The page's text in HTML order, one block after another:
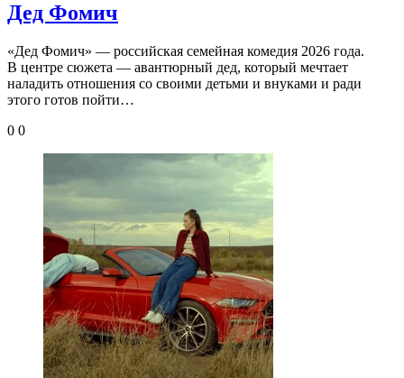
Дед Фомич
«Дед Фомич» — российская семейная комедия 2026 года.
В центре сюжета — авантюрный дед, который мечтает
наладить отношения со своими детьми и внуками и ради
этого готов пойти…
0 0